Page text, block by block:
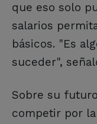
que eso solo
salarios
básicos. "Es
suceder",
Sobre su
competir por